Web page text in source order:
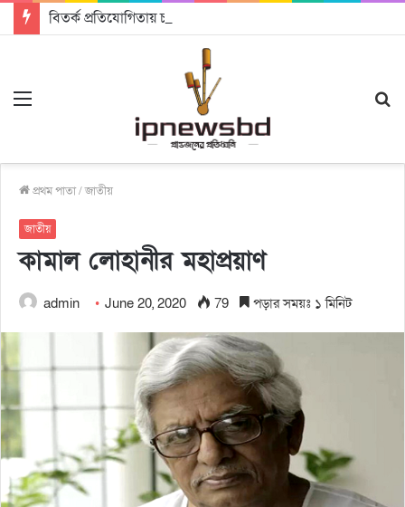
প্রথম পাতা/জাতীয়
জাতীয়
কামাল লোহানীর মহাপ্রয়াণ
admin June 20, 2020 79 পড়ার সময়ঃ ১ মিনিট